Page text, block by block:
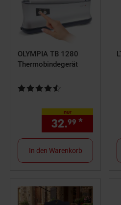
OLYMPIA TB 1280
Thermobindegerät
Kundenbewertung: 4,5 von 5
nur
32.99 *
In den Warenkorb